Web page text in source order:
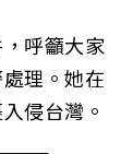
呼籲大家
理。她在
侵台灣。